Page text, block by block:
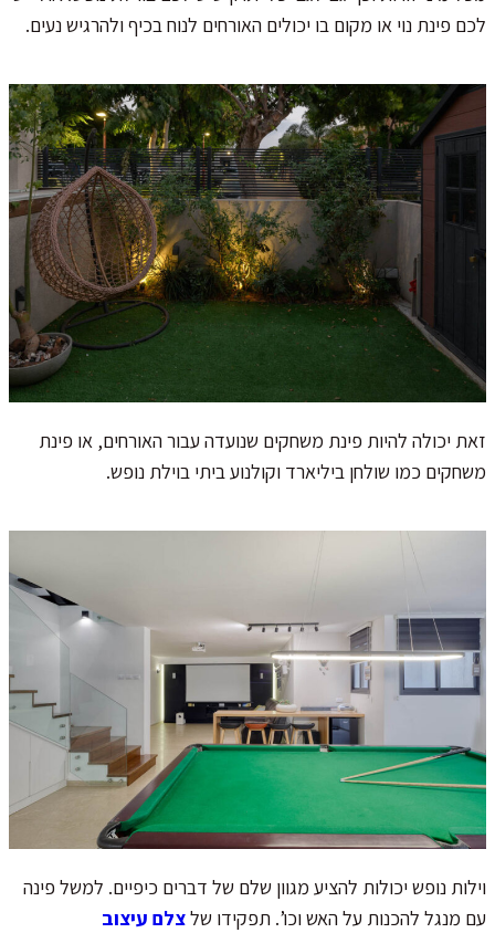
לכם פינת נוי או מקום בו יכולים האורחים לנוח בכיף ולהרגיש נעים.
זאת יכולה להיות פינת משחקים שנועדה עבור האורחים, או פינת
משחקים כמו שולחן ביליארד וקולנוע ביתי בוילת נופש.
וילות נופש יכולות להציע מגוון שלם של דברים כיפיים. למשל פינה
עם מנגל להכנות על האש וכו’. תפקידו שלצלם עיצוב